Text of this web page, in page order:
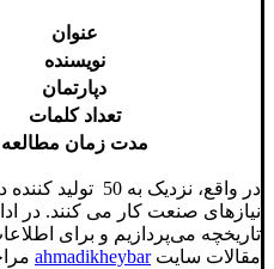
عنوان
نویسنده
دپارتمان
تعداد کلمات
مدت زمان مطالعه
در واقع، نزدیک
نیازهای صنعت کار می کنند. در
تاریخچه می‌پردازیم و برای
مقالات سایتahmadikheybar